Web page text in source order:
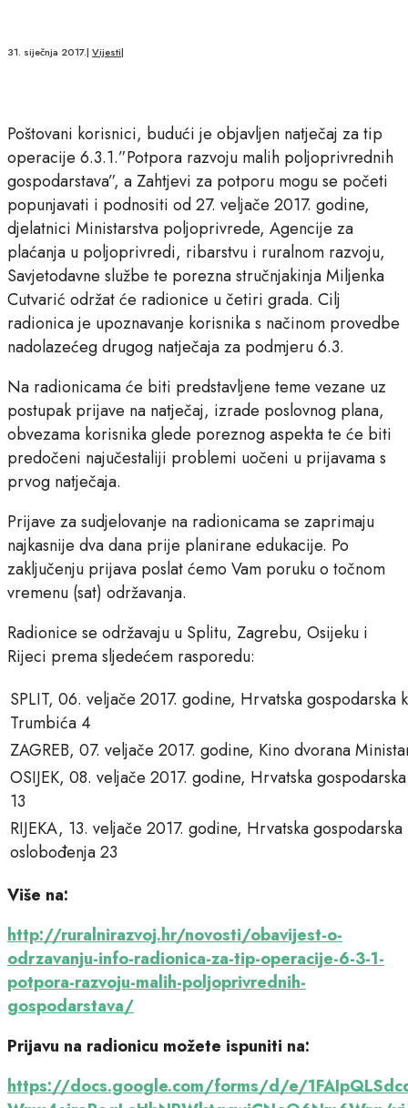
31. siječnja 2017.| Vijesti|
Poštovani korisnici, budući je objavljen natječaj za tip
operacije 6.3.1.”Potpora razvoju malih poljoprivrednih
gospodarstava”, a Zahtjevi za potporu mogu se početi
popunjavati i podnositi od 27. veljače 2017. godine,
djelatnici Ministarstva poljoprivrede, Agencije za
plaćanja u poljoprivredi, ribarstvu i ruralnom razvoju,
Savjetodavne službe te porezna stručnjakinja Miljenka
Cutvarić održat će radionice u četiri grada. Cilj
radionica je upoznavanje korisnika s načinom provedbe
nadolazećeg drugog natječaja za podmjeru 6.3.
Na radionicama će biti predstavljene teme vezane uz
postupak prijave na natječaj, izrade poslovnog plana,
obvezama korisnika glede poreznog aspekta te će biti
predočeni najučestaliji problemi uočeni u prijavama s
prvog natječaja.
Prijave za sudjelovanje na radionicama se zaprimaju
najkasnije dva dana prije planirane edukacije. Po
zaključenju prijava poslat ćemo Vam poruku o točnom
vremenu (sat) održavanja.
Radionice se održavaju u Splitu, Zagrebu, Osijeku i
Rijeci prema sljedećem rasporedu:
SPLIT, 06. veljače 2017. godine, Hrvatska gospodarska
Trumbića 4
ZAGREB, 07. veljače 2017. godine, Kino dvorana
OSIJEK, 08. veljače 2017. godine, Hrvatska
13
RIJEKA, 13. veljače 2017. godine, Hrvatska
oslobođenja 23
Više na:
http://ruralnirazvoj.hr/novosti/obavijest-o-
odrzavanju-info-radionica-za-tip-operacije-6-3-1-
potpora-razvoju-malih-poljoprivrednih-
gospodarstava/
Prijavu na radionicu možete ispuniti na:
https://docs.google.com/forms/d/e/